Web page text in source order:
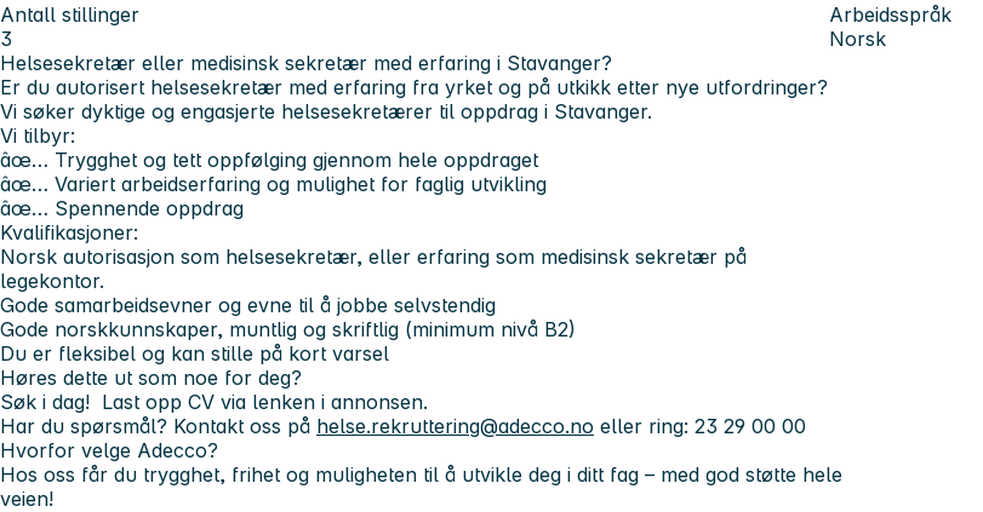
Antall stillinger
3
Arbeidsspråk
Norsk
Helsesekretær eller medisinsk sekretær med erfaring i Stavanger?
Er du autorisert helsesekretær med erfaring fra yrket og på utkikk etter nye utfordringer?
Vi søker dyktige og engasjerte helsesekretærer til oppdrag i Stavanger.
Vi tilbyr:
âœ… Trygghet og tett oppfølging gjennom hele oppdraget
âœ… Variert arbeidserfaring og mulighet for faglig utvikling
âœ… Spennende oppdrag
Kvalifikasjoner:
Norsk autorisasjon som helsesekretær, eller erfaring som medisinsk sekretær på
legekontor.
Gode samarbeidsevner og evne til å jobbe selvstendig
Gode norskkunnskaper, muntlig og skriftlig (minimum nivå B2)
Du er fleksibel og kan stille på kort varsel
Høres dette ut som noe for deg?
Søk i dag! Last opp CV via lenken i annonsen.
Har du spørsmål? Kontakt oss på helse.rekruttering@adecco.no eller ring: 23 29 00 00
Hvorfor velge Adecco?
Hos oss får du trygghet, frihet og muligheten til å utvikle deg i ditt fag – med god støtte hele
veien!